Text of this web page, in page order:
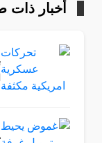
أخبار ذات